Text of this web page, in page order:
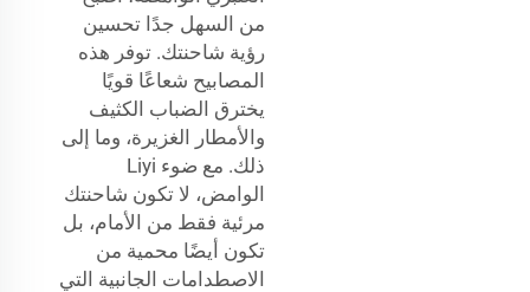
من السهل جدًا تحسين
رؤية شاحنتك. توفر هذه
المصابيح شعاعًا قويًا
يخترق الضباب الكثيف
والأمطار الغزيرة، وما إلى
ذلك. مع ضوء Liyi
الوامض، لا تكون شاحنتك
مرئية فقط من الأمام، بل
تكون أيضًا محمية من
الاصطدامات الجانبية التي